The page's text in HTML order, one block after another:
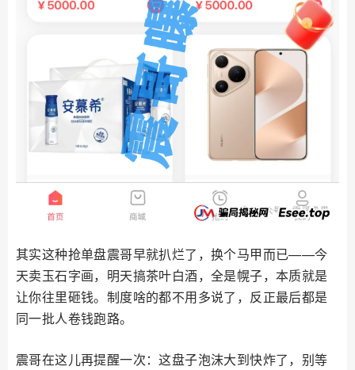
其实这种抢单盘震哥早就扒烂了，换个马甲而已——今
天卖玉石字画，明天搞茶叶白酒，全是幌子，本质就是
让你往里砸钱。制度啥的都不用多说了，反正最后都是
同一批人卷钱跑路。
震哥在这儿再提醒一次：这盘子泡沫大到快炸了，别等